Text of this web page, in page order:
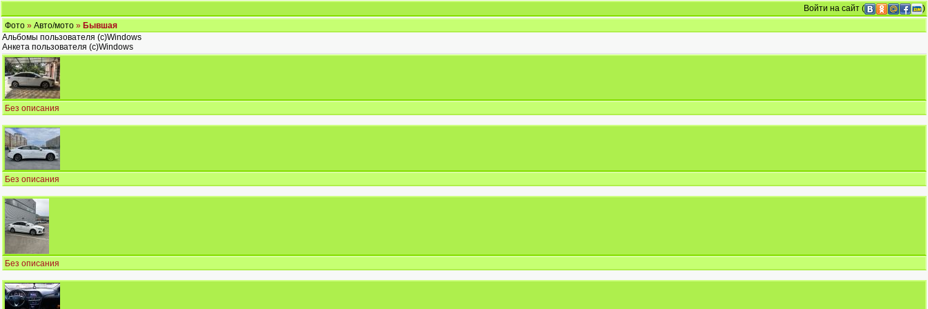
Войти на сайт (
)
Фото » Авто/мото » Бывшая
Альбомы пользователя (c)Windows
Анкета пользователя (c)Windows
Без описания
Без описания
Без описания